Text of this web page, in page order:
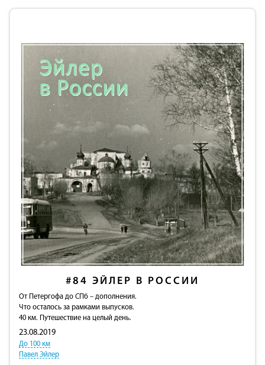
#84 ЭЙЛЕР В РОССИИ
От Петергофа до СПб – дополнения.
Что осталось за рамками выпусков.
40 км. Путешествие на целый день.
23.08.2019
До 100 км
Павел Эйлер